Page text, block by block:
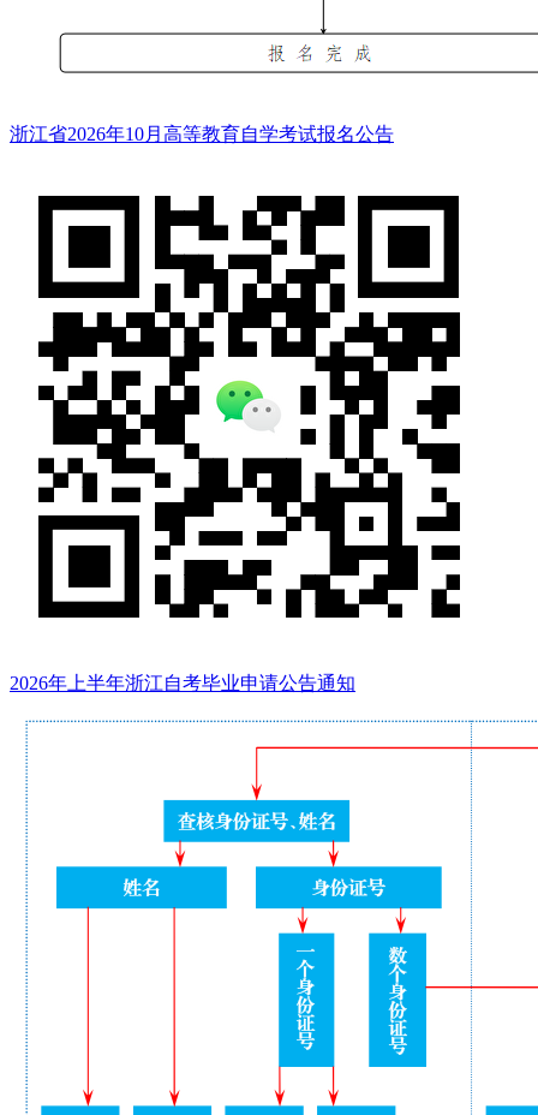
浙江省2026年10月高等教育自学考试报名公告
2026年上半年浙江自考毕业申请公告通知